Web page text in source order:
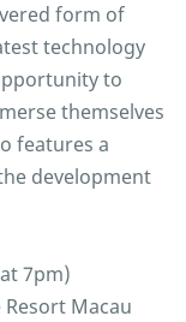
form of
technology
to
themselves
features a
development
7pm)
Resort Macau